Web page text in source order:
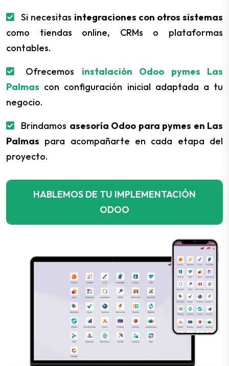
Si necesitas integraciones con otros sistemas
como tiendas online, CRMs o plataformas
contables.
Ofrecemos instalación Odoo pymes Las
Palmas con configuración inicial adaptada a tu
negocio.
Brindamos asesoría Odoo para pymes en Las
Palmas para acompañarte en cada etapa del
proyecto.
HABLEMOS DE TU IMPLEMENTACIÓN
ODOO